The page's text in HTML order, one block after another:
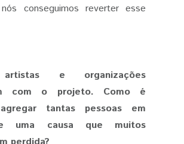
conseguimos reverter esse
e organizações
com o projeto. Como é
tantas pessoas em
uma causa que muitos